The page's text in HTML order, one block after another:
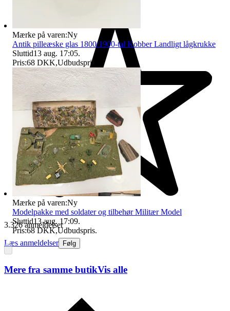
3.326 anmeldelser
Læs anmeldelser Følg
Mærke på varen:Ny
Antik pilleæske glas 1800/1900-tal Kobber Landligt lågkrukke
Sluttid13 aug. 17:05.
Pris:68 DKK,Udbudspris
Mærke på varen:Ny
Modelpakke med soldater og tilbehør Militær Model
Sluttid13 aug. 17:09.
Pris:68 DKK,Udbudspris.
Mere fra samme butikVis alle